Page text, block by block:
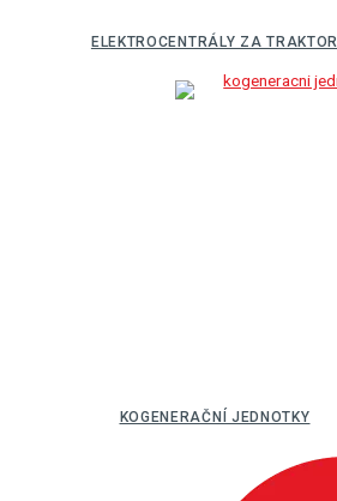
ELEKTROCENTRÁLY ZA TRAKTOR
KOGENERAČNÍ JEDNOTKY